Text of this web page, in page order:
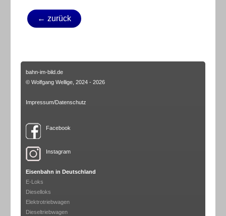
← zurück
bahn-im-bild.de
© Wolfgang Wellige, 2024 - 2026
Impressum/Datenschutz
Facebook
Instagram
Eisenbahn in Deutschland
E-Loks
Dieselloks
Elektrotriebwagen
Dieseltriebwagen